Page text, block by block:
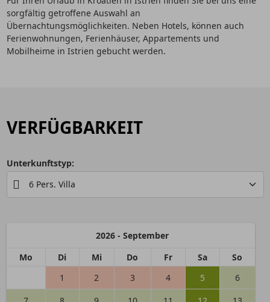
sorgfältig getroffene Auswahl an
Übernachtungsmöglichkeiten. Neben Hotels, können auch
Ferienwohnungen, Ferienhäuser, Appartements und
Mobilheime in Istrien gebucht werden.
VERFÜGBARKEIT
Unterkunftstyp:
2026 - September
Mo
Di Mi Do Fr Sa
So
1
2 3 4 5
6